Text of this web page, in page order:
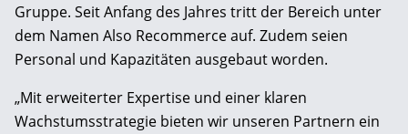
Gruppe. Seit Anfang des Jahres tritt der Bereich unter
dem Namen Also Recommerce auf. Zudem seien
Personal und Kapazitäten ausgebaut worden.
„Mit erweiterter Expertise und einer klaren
Wachstumsstrategie bieten wir unseren Partnern ein